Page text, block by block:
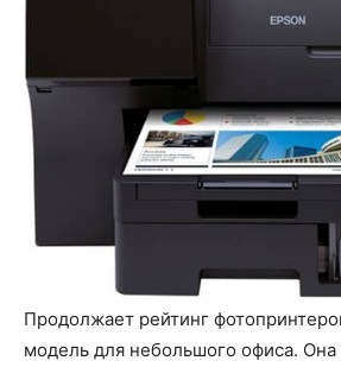
Продолжает рейтинг
модель для небольшого офиса. Она